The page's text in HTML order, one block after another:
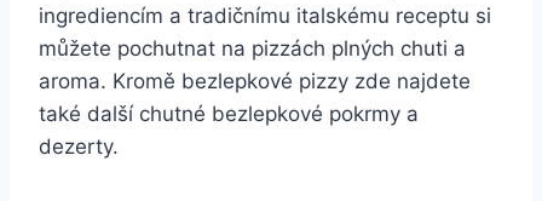
ingrediencím a tradičnímu italskému receptu si
můžete pochutnat na pizzách plných chuti a
aroma. Kromě bezlepkové pizzy zde najdete
také další chutné bezlepkové pokrmy a
dezerty.